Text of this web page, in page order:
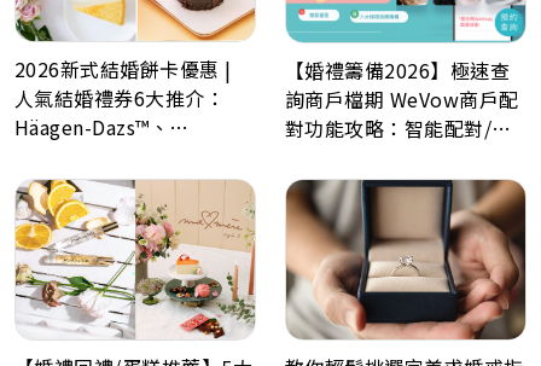
2026新式結婚餅卡優惠 |
人氣結婚禮券6大推介：
Häagen-Dazs™、
Lafayet、Lucullus 龍島
【婚禮籌備2026】極速查
詢商戶檔期 WeVow商戶配
對功能攻略：智能配對/一